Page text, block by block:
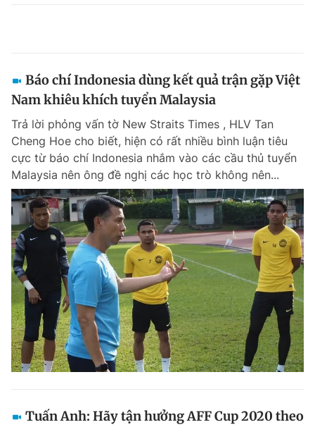
Báo chí Indonesia dùng kết quả trận gặp Việt
Nam khiêu khích tuyển Malaysia
Trả lời phỏng vấn tờ New Straits Times , HLV Tan
Cheng Hoe cho biết, hiện có rất nhiều bình luận tiêu
cực từ báo chí Indonesia nhắm vào các cầu thủ tuyển
Malaysia nên ông đề nghị các học trò không nên...
Tuấn Anh: Hãy tận hưởng AFF Cup 2020 theo